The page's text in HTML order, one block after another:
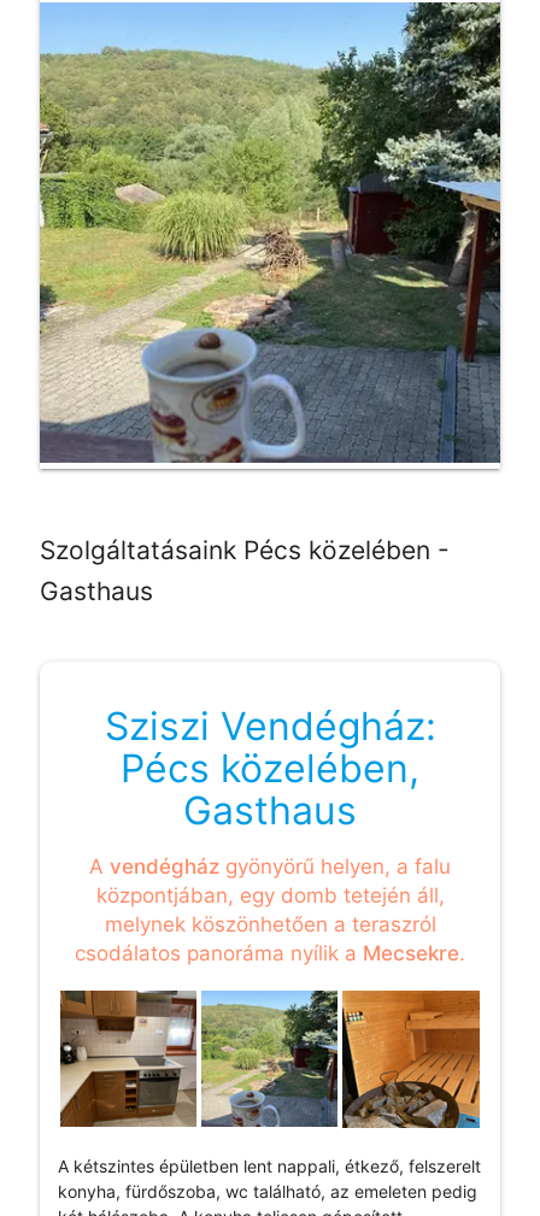
Szolgáltatásaink Pécs közelében -
Gasthaus
Sziszi Vendégház:
Pécs közelében,
Gasthaus
A vendégház gyönyörű helyen, a falu
központjában, egy domb tetején áll,
melynek köszönhetően a teraszról
csodálatos panoráma nyílik a Mecsekre.
A kétszintes épületben lent nappali, étkező, felszerelt
konyha, fürdőszoba, wc található, az emeleten pedig